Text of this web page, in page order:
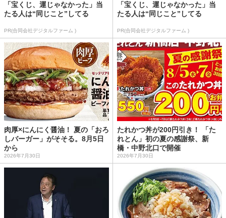
「宝くじ、運じゃなかった」当
たる人は“同じこと”してる
PR(合同会社デジタルファーム )
「宝くじ、運じゃなかった」当
たる人は“同じこと”してる
PR(合同会社デジタルファーム )
肉厚×にんにく醤油！ 夏の「おろ
しバーガー」がそそる。8月5日
から
2026年7月30日
たれかつ丼が200円引き！ 「た
れとん」初の夏の感謝祭、新
橋・中野北口で開催
2026年7月30日